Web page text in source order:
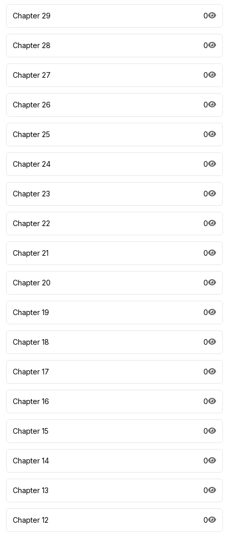
Chapter 29 0
Chapter 28 0
Chapter 27 0
Chapter 26 0
Chapter 25 0
Chapter 24 0
Chapter 23 0
Chapter 22 0
Chapter 21 0
Chapter 20 0
Chapter 19 0
Chapter 18 0
Chapter 17 0
Chapter 16 0
Chapter 15 0
Chapter 14 0
Chapter 13 0
Chapter 12 0